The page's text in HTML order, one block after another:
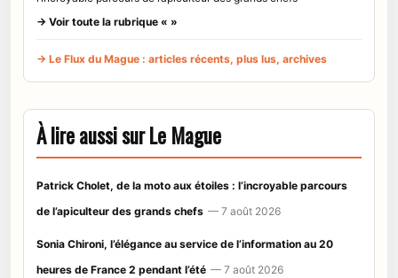
→ Voir toute la rubrique « »
→ Le Flux du Mague : articles récents, plus lus, archives
À lire aussi sur Le Mague
Patrick Cholet, de la moto aux étoiles : l’incroyable parcours
de l’apiculteur des grands chefs — 7 août 2026
Sonia Chironi, l’élégance au service de l’information au 20
heures de France 2 pendant l’été — 7 août 2026